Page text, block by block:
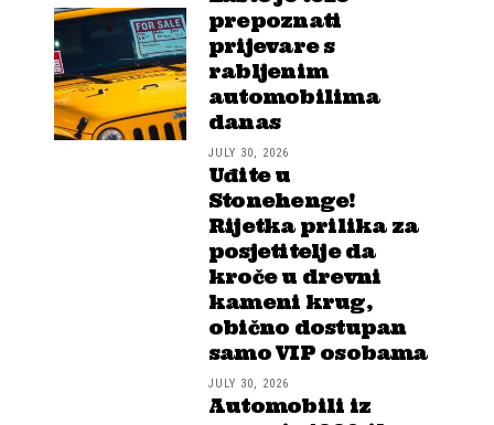
prepoznati
prijevare s
rabljenim
automobilima
danas
JULY 30, 2026
Uđite u
Stonehenge!
Rijetka prilika za
posjetitelje da
kroče u drevni
kameni krug,
obično dostupan
samo VIP osobama
JULY 30, 2026
Automobili iz